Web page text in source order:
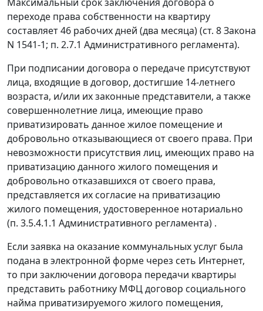
переходе права собственности на квартиру
составляет 46 рабочих дней (два месяца) (ст. 8 Закона
N 1541-1; п. 2.7.1 Административного регламента).
При подписании договора о передаче присутствуют
лица, входящие в договор, достигшие 14-летнего
возраста, и/или их законные представители, а также
совершеннолетние лица, имеющие право
приватизировать данное жилое помещение и
добровольно отказывающиеся от своего права. При
невозможности присутствия лиц, имеющих право на
приватизацию данного жилого помещения и
добровольно отказавшихся от своего права,
представляется их согласие на приватизацию
жилого помещения, удостоверенное нотариально
(п. 3.5.4.1.1 Административного регламента) .
Если заявка на оказание коммунальных услуг была
подана в электронной форме через сеть Интернет,
то при заключении договора передачи квартиры
представить работнику МФЦ договор социального
найма приватизируемого жилого помещения,